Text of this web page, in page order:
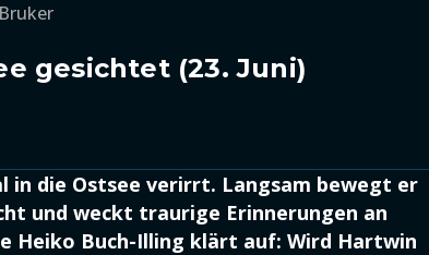
gesichtet (23. Juni)
in die Ostsee verirrt. Langsam bewegt er
und weckt traurige Erinnerungen an
Heiko Buch-Illing klärt auf: Wird Hartwin